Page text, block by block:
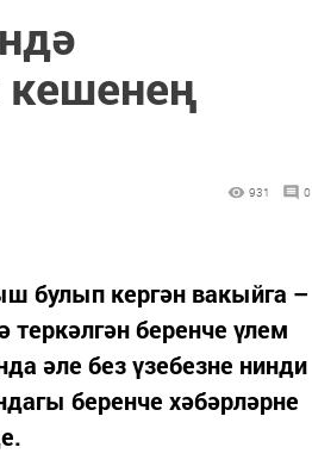
кешенең
931 0
булып кергән вакыйга –
беренче үлем
әле без үзебезне нинди
беренче хәбәрләрне